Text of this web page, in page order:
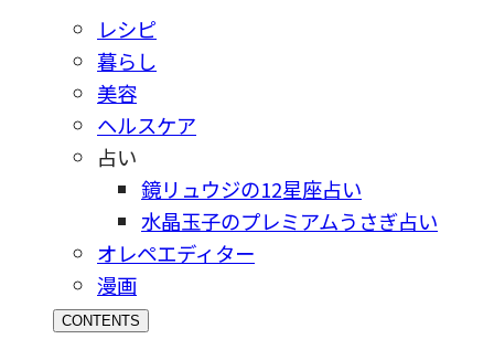
レシピ
暮らし
美容
ヘルスケア
占い
鏡リュウジの12星座占い
水晶玉子のプレミアムうさぎ占い
オレペエディター
漫画
CONTENTS